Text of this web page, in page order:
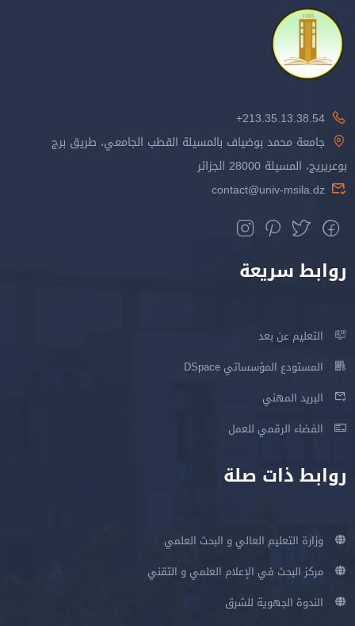
213.35.13.38.54+
جامعة محمد بوضياف بالمسيلة القطب الجامعي، طريق برج
بوعريريج، المسيلة 28000 الجزائر
contact@univ-msila.dz
روابط سريعة
التعليم عن بعد
المستودع المؤسساتي DSpace
البريد المهني
الفضاء الرقمي للعمل
روابط ذات صلة
وزارة التعليم العالي و البحث العلمي
مركز البحث في الإعلام العلمي و التقني
الندوة الجهوية للشرق